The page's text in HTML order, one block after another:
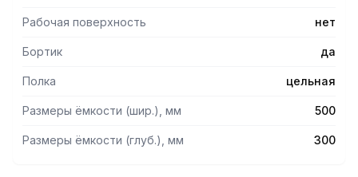
Рабочая поверхность нет
Бортик да
Полка цельная
Размеры ёмкости (шир.), мм 500
Размеры ёмкости (глуб.), мм 300